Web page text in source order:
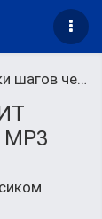
человека босиком